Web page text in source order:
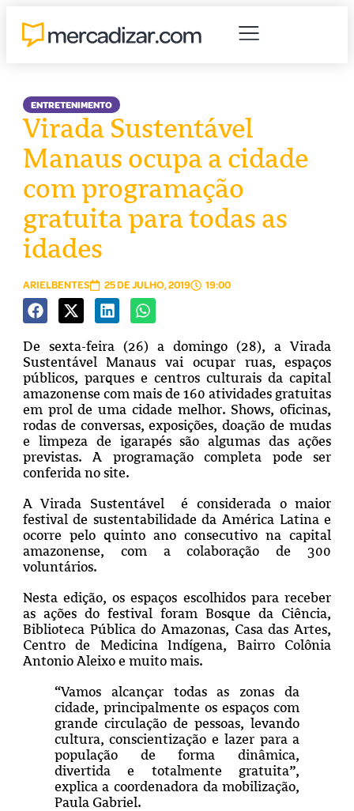
ENTRETENIMENTO
Virada Sustentável
Manaus ocupa a cidade
com programação
gratuita para todas as
idades
ARIELBENTES 25 DE JULHO, 2019 19:00
De sexta-feira (26) a domingo (28), a Virada
Sustentável Manaus vai ocupar ruas, espaços
públicos, parques e centros culturais da capital
amazonense com mais de 160 atividades gratuitas
em prol de uma cidade melhor. Shows, oficinas,
rodas de conversas, exposições, doação de mudas
e limpeza de igarapés são algumas das ações
previstas. A programação completa pode ser
conferida no site.
A Virada Sustentável é considerada o maior
festival de sustentabilidade da América Latina e
ocorre pelo quinto ano consecutivo na capital
amazonense, com a colaboração de 300
voluntários.
Nesta edição, os espaços escolhidos para receber
as ações do festival foram Bosque da Ciência,
Biblioteca Pública do Amazonas, Casa das Artes,
Centro de Medicina Indígena, Bairro Colônia
Antonio Aleixo e muito mais.
“Vamos alcançar todas as zonas da
cidade, principalmente os espaços com
grande circulação de pessoas, levando
cultura, conscientização e lazer para a
população de forma dinâmica,
divertida e totalmente gratuita”,
explica a coordenadora da mobilização,
Paula Gabriel.